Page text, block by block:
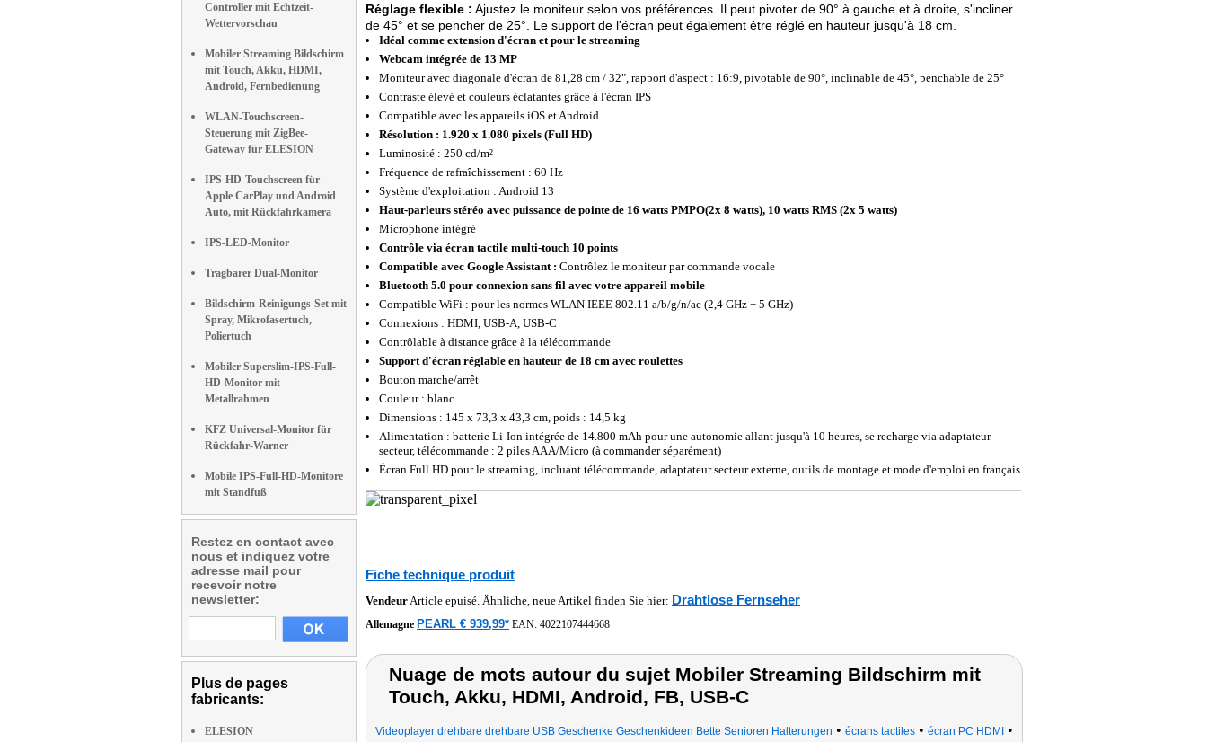
Controller mit Echtzeit-
Wettervorschau
Mobiler Streaming Bildschirm
mit Touch, Akku, HDMI,
Android, Fernbedienung
WLAN-Touchscreen-
Steuerung mit ZigBee-
Gateway für ELESION
IPS-HD-Touchscreen für
Apple CarPlay und Android
Auto, mit Rückfahrkamera
IPS-LED-Monitor
Tragbarer Dual-Monitor
Bildschirm-Reinigungs-Set mit
Spray, Mikrofasertuch,
Poliertuch
Mobiler Superslim-IPS-Full-
HD-Monitor mit
Metallrahmen
KFZ Universal-Monitor für
Rückfahr-Warner
Mobile IPS-Full-HD-Monitore
mit Standfuß
Restez en contact avec
nous et indiquez votre
adresse mail pour
recevoir notre
newsletter:
Plus de pages
fabricants:
ELESION
Réglage flexible : Ajustez le moniteur selon vos préférences. Il peut pivoter de 90° à gauche et à droite, s'incliner
de 45° et se pencher de 25°. Le support de l'écran peut également être réglé en hauteur jusqu'à 18 cm.
Idéal comme extension d'écran et pour le streaming
Webcam intégrée de 13 MP
Moniteur avec diagonale d'écran de 81,28 cm / 32", rapport d'aspect : 16:9, pivotable de 90°, inclinable de 45°, penchable de 25°
Contraste élevé et couleurs éclatantes grâce à l'écran IPS
Compatible avec les appareils iOS et Android
Résolution : 1.920 x 1.080 pixels (Full HD)
Luminosité : 250 cd/m²
Fréquence de rafraîchissement : 60 Hz
Système d'exploitation : Android 13
Haut-parleurs stéréo avec puissance de pointe de 16 watts PMPO(2x 8 watts), 10 watts RMS (2x 5 watts)
Microphone intégré
Contrôle via écran tactile multi-touch 10 points
Compatible avec Google Assistant : Contrôlez le moniteur par commande vocale
Bluetooth 5.0 pour connexion sans fil avec votre appareil mobile
Compatible WiFi : pour les normes WLAN IEEE 802.11 a/b/g/n/ac (2,4 GHz + 5 GHz)
Connexions : HDMI, USB-A, USB-C
Contrôlable à distance grâce à la télécommande
Support d'écran réglable en hauteur de 18 cm avec roulettes
Bouton marche/arrêt
Couleur : blanc
Dimensions : 145 x 73,3 x 43,3 cm, poids : 14,5 kg
Alimentation : batterie Li-Ion intégrée de 14.800 mAh pour une autonomie allant jusqu'à 10 heures, se recharge via adaptateur
secteur, télécommande : 2 piles AAA/Micro (à commander séparément)
Écran Full HD pour le streaming, incluant télécommande, adaptateur secteur externe, outils de montage et mode d'emploi en français
Fiche technique produit
VendeurArticle epuisé. Ähnliche, neue Artikel finden Sie hier: Drahtlose Fernseher
Allemagne PEARL € 939,99* EAN: 4022107444668
Nuage de mots autour du sujet Mobiler Streaming Bildschirm mit
Touch, Akku, HDMI, Android, FB, USB-C
Videoplayer drehbare drehbare USB Geschenke Geschenkideen Bette Senioren Halterungen • écrans tactiles • écran PC HDMI •